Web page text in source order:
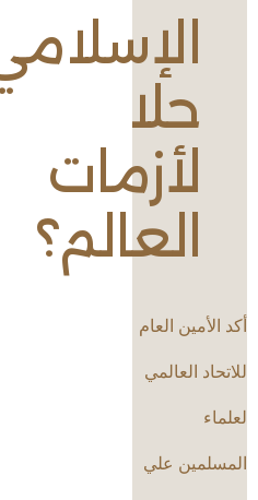
حلا
لأزمات
العالم؟
أكد الأمين العام
للاتحاد العالمي
لعلماء
المسلمين علي